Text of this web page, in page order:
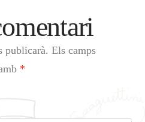
publicarà. Els camps
*